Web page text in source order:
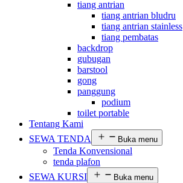
tiang antrian
tiang antrian bludru
tiang antrian stainless
tiang pembatas
backdrop
gubugan
barstool
gong
panggung
podium
toilet portable
Tentang Kami
SEWA TENDA
Buka menu
Tenda Konvensional
tenda plafon
SEWA KURSI
Buka menu